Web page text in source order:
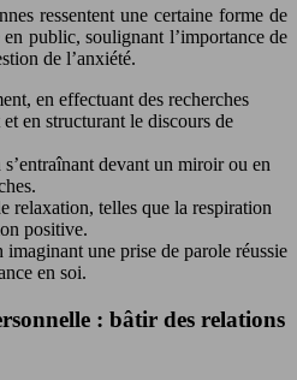
ressentent une certaine forme de
public, soulignant l’importance de
de l’anxiété.
en effectuant des recherches
en structurant le discours de
devant un miroir ou en
relaxation, telles que la respiration
positive.
imaginant une prise de parole réussie
en soi.
: bâtir des relations